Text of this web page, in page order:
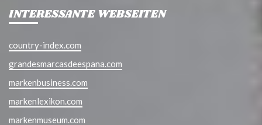
INTERESSANTE WEBSEITEN
country-index.com
grandesmarcasdeespana.com
markenbusiness.com
markenlexikon.com
markenmuseum.com